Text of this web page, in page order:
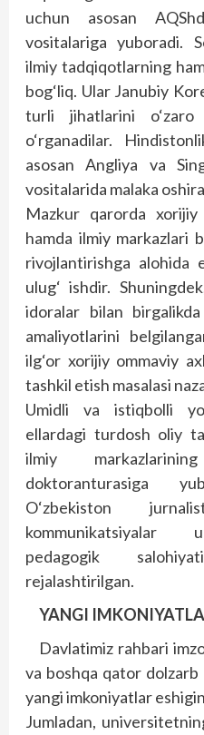
uchun asosan
vositalariga yuboradi.
ilmiy tadqiqotlarning
bog‘liq. Ular Janubiy
turli jihatlarini
o‘rganadilar.
asosan Angliya va
vositalarida malaka
Mazkur qarorda xorijiy
hamda ilmiy markazlari
rivojlantirishga alohida
ulug‘ ishdir.
idoralar bilan
amaliyotlarini
ilg‘or xorijiy ommaviy
tashkil etish masalasi
Umidli va istiqbolli
ellardagi turdosh oliy
ilmiy
doktoranturasiga
O‘zbekiston
kommunikatsiyalar
pedagogik
rejalashtirilgan.
YANGI
Davlatimiz rahbari
va boshqa qator
yangi imkoniyatlar
Jumladan,